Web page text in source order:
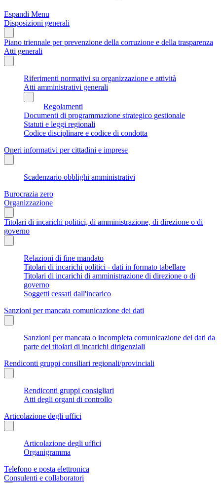
Espandi Menu
Disposizioni generali
Piano triennale per prevenzione della corruzione e della trasparenza
Atti generali
Riferimenti normativi su organizzazione e attività
Atti amministrativi generali
Regolamenti
Documenti di programmazione strategico gestionale
Statuti e leggi regionali
Codice disciplinare e codice di condotta
Oneri informativi per cittadini e imprese
Scadenzario obblighi amministrativi
Burocrazia zero
Organizzazione
Titolari di incarichi politici, di amministrazione, di direzione o di
governo
Relazioni di fine mandato
Titolari di incarichi politici - dati in formato tabellare
Titolari di incarichi di amministrazione di direzione o di
governo
Soggetti cessati dall'incarico
Sanzioni per mancata comunicazione dei dati
Sanzioni per mancata o incompleta comunicazione dei dati da
parte dei titolari di incarichi dirigenziali
Rendiconti gruppi consiliari regionali/provinciali
Rendiconti gruppi consigliari
Atti degli organi di controllo
Articolazione degli uffici
Articolazione degli uffici
Organigramma
Telefono e posta elettronica
Consulenti e collaboratori